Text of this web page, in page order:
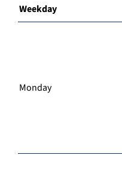
Weekday
Monday